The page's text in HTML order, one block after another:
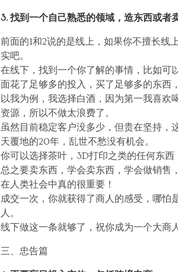
3. 找到一个自己熟悉的领域，造东西或者
前面的1和2说的是线上，如果你不擅长线
实吧。
在线下，找到一个你了解的事情，比如可
面花了足够多的投入，买了足够多的东西
以我为例，我选择白酒，因为第一我喜
资源，所以不做太浪费了。
虽然目前稳定客户没多少，但贵在坚持，
天覆地的20年，乱世不愁没有机会。
你可以选择茶叶，3D打印之类的任何东
总之要卖东西，学会卖东西，学会做销售
在人类社会中真的很重要！
成交一次，你就获得了商人的感受，哪怕
人。
线下做这一条就够了，祝你成为一个大商人
三、忠告篇